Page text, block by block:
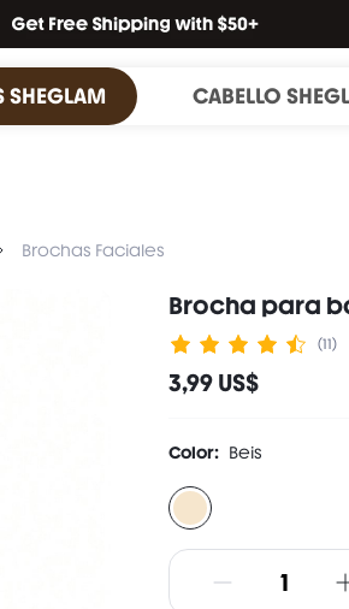
SHEGLAM CABELLO
Brochas Faciales
Brocha para
(11)
3,99 US$
Color: Beis